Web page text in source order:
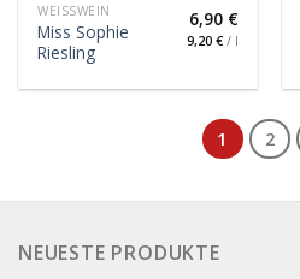
WEISSWEIN
Miss Sophie
Riesling
6,90 €
9,20 €/ l
1 2
NEUESTE PRODUKTE